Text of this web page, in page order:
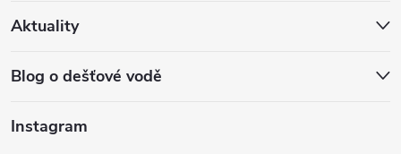
Aktuality
Blog o dešťové vodě
Instagram